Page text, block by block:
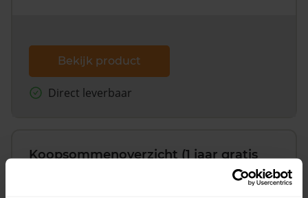
Bekijk product
Direct leverbaar
Koopsommenoverzicht (1 jaar gratis